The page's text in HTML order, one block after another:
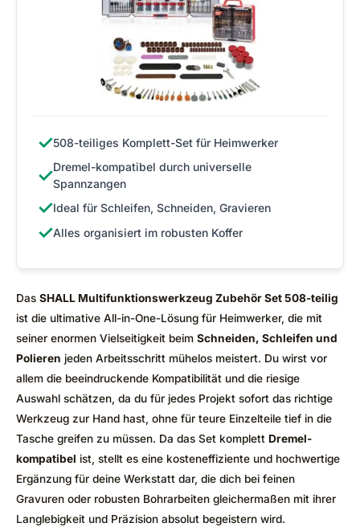
✓508-teiliges Komplett-Set für Heimwerker
✓Dremel-kompatibel durch universelle
Spannzangen
✓Ideal für Schleifen, Schneiden, Gravieren
✓Alles organisiert im robusten Koffer
Das SHALL Multifunktionswerkzeug Zubehör Set 508-teilig
ist die ultimative All-in-One-Lösung für Heimwerker, die mit
seiner enormen Vielseitigkeit beim Schneiden, Schleifen und
Polieren jeden Arbeitsschritt mühelos meistert. Du wirst vor
allem die beeindruckende Kompatibilität und die riesige
Auswahl schätzen, da du für jedes Projekt sofort das richtige
Werkzeug zur Hand hast, ohne für teure Einzelteile tief in die
Tasche greifen zu müssen. Da das Set komplett Dremel-
kompatibel ist, stellt es eine kosteneffiziente und hochwertige
Ergänzung für deine Werkstatt dar, die dich bei feinen
Gravuren oder robusten Bohrarbeiten gleichermaßen mit ihrer
Langlebigkeit und Präzision absolut begeistern wird.